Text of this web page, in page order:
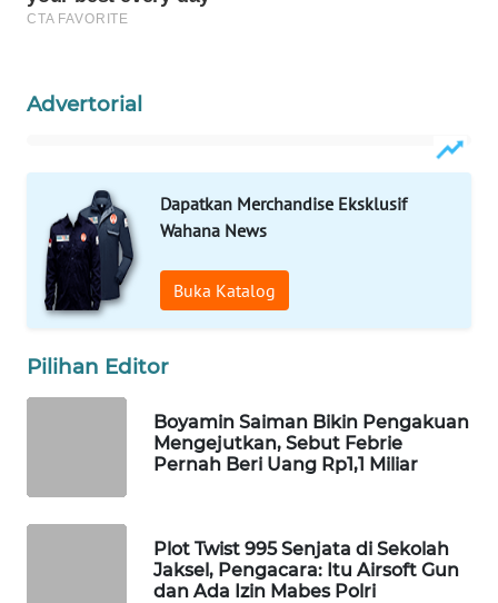
Advertorial
Dapatkan Merchandise Eksklusif
Wahana News
Buka Katalog
Pilihan Editor
Boyamin Saiman Bikin Pengakuan
Mengejutkan, Sebut Febrie
Pernah Beri Uang Rp1,1 Miliar
Plot Twist 995 Senjata di Sekolah
Jaksel, Pengacara: Itu Airsoft Gun
dan Ada Izin Mabes Polri
WAHANA
WAHANA
LISTRIK
WAHANA
TRAVEL
WAHANA
TV
ID
NET